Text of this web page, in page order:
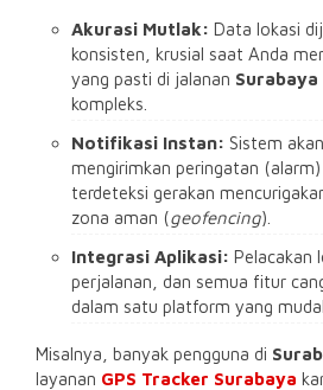
Akurasi Mutlak: Data lokasi
konsisten, krusial saat Anda
yang pasti di jalanan Surabaya
kompleks.
Notifikasi Instan: Sistem
mengirimkan peringatan
terdeteksi gerakan
zona aman (geofencing).
Integrasi Aplikasi: Pelacakan
perjalanan, dan semua fitur
dalam satu platform yang
Misalnya, banyak pengguna di
layanan GPS Tracker Surabaya